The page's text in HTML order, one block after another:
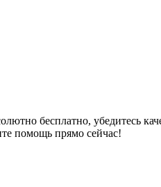
бесплатно, убедитесь
помощь прямо сейчас!